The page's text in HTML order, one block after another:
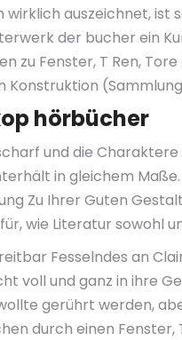
wirklich auszeichnet,
der bucher ein
zu Fenster, T Ren,
Konstruktion
hörbücher
und die
in gleichem Maße.
Zu Ihrer Guten
wie Literatur sowohl
Fesselndes an
voll und ganz in ihre
gerührt werden,
durch einen Fenster,